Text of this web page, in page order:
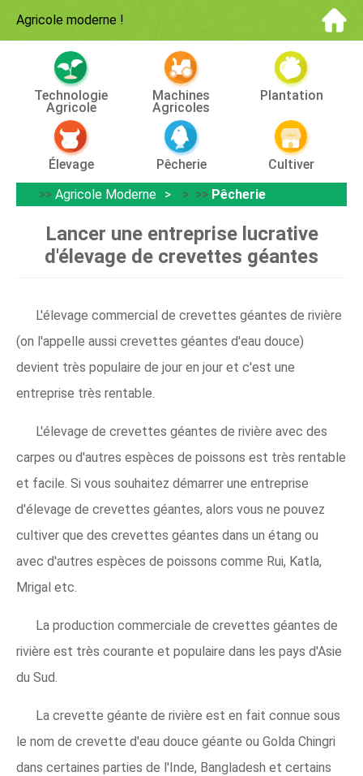
Agricole moderne !
Technologie
Agricole
Machines
Agricoles
Plantation
Élevage Pêcherie
Cultiver
>> Agricole Moderne > >> Pêcherie
Lancer une entreprise lucrative
d'élevage de crevettes géantes
L'élevage commercial de crevettes géantes de rivière
(on l'appelle aussi crevettes géantes d'eau douce)
devient très populaire de jour en jour et c'est une
entreprise très rentable.
L'élevage de crevettes géantes de rivière avec des
carpes ou d'autres espèces de poissons est très rentable
et facile. Si vous souhaitez démarrer une entreprise
d'élevage de crevettes géantes, alors vous ne pouvez
cultiver que des crevettes géantes dans un étang ou
avec d'autres espèces de poissons comme Rui, Katla,
Mrigal etc.
La production commerciale de crevettes géantes de
rivière est très courante et populaire dans les pays d'Asie
du Sud.
La crevette géante de rivière est en fait connue sous
le nom de crevette d'eau douce géante ou Golda Chingri
dans certaines parties de l'Inde, Bangladesh et certains